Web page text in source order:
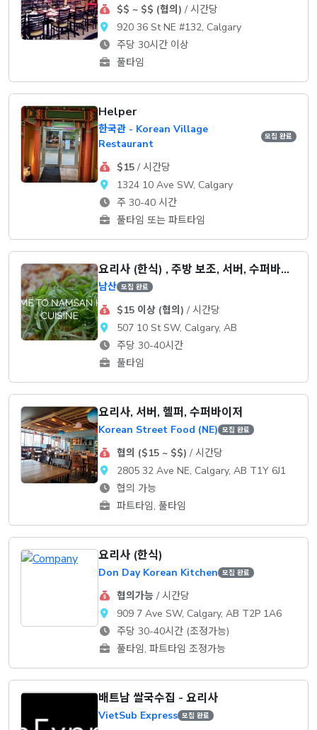
$$ ~ $$ (협의) / 시간당
920 36 St NE #132, Calgary
주당 30시간 이상
풀타임
Helper
한국관 - Korean Village
Restaurant
모집 완료
$15/ 시간당
1324 10 Ave SW, Calgary
주 30-40 시간
풀타임 또는 파트타임
요리사 (한식) , 주방 보조, 서버, 수퍼바이저
남산 모집 완료
$15 이상 (협의) / 시간당
507 10 St SW, Calgary, AB
주당 30-40시간
풀타임
요리사, 서버, 헬퍼, 수퍼바이저
Korean Street Food (NE) 모집 완료
협의 ($15 ~ $$) / 시간당
2805 32 Ave NE, Calgary, AB T1Y 6J1
협의 가능
파트타임, 풀타임
요리사 (한식)
Don Day Korean Kitchen 모집 완료
협의가능 / 시간당
909 7 Ave SW, Calgary, AB T2P 1A6
주당 30-40시간 (조정가능)
풀타임, 파트타임 조정가능
배트남 쌀국수집 - 요리사
VietSub Express 모집 완료